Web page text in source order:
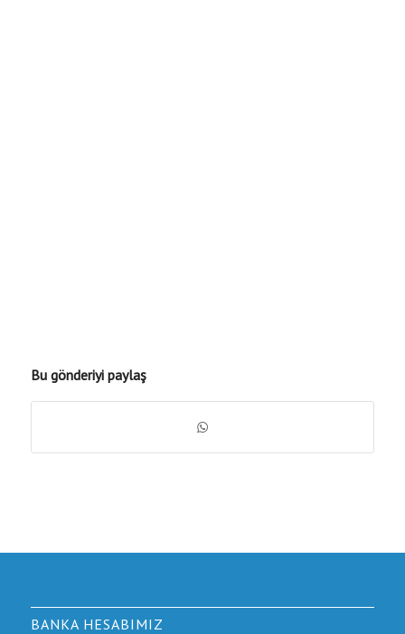
Bu gönderiyi paylaş
BANKA HESABIMIZ